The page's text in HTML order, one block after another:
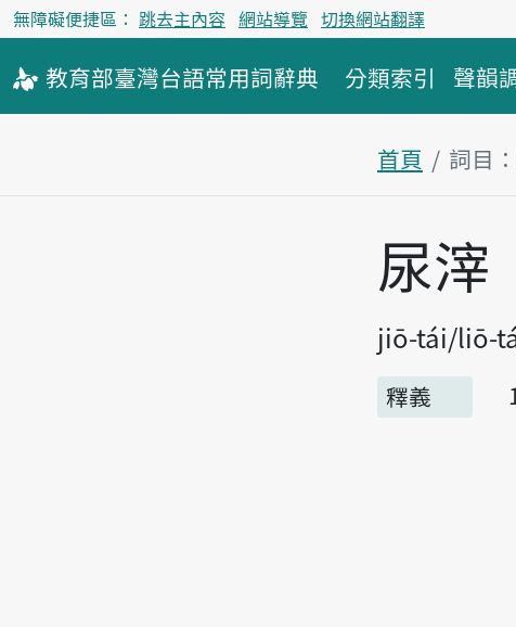
無障礙便捷區： 跳去主內容 網站導覽 切換網站翻譯
教育部臺灣台語常用詞辭典 分類索引 聲韻
首頁 詞目
主內容區塊
尿滓
jiō-tái liō-
釋義